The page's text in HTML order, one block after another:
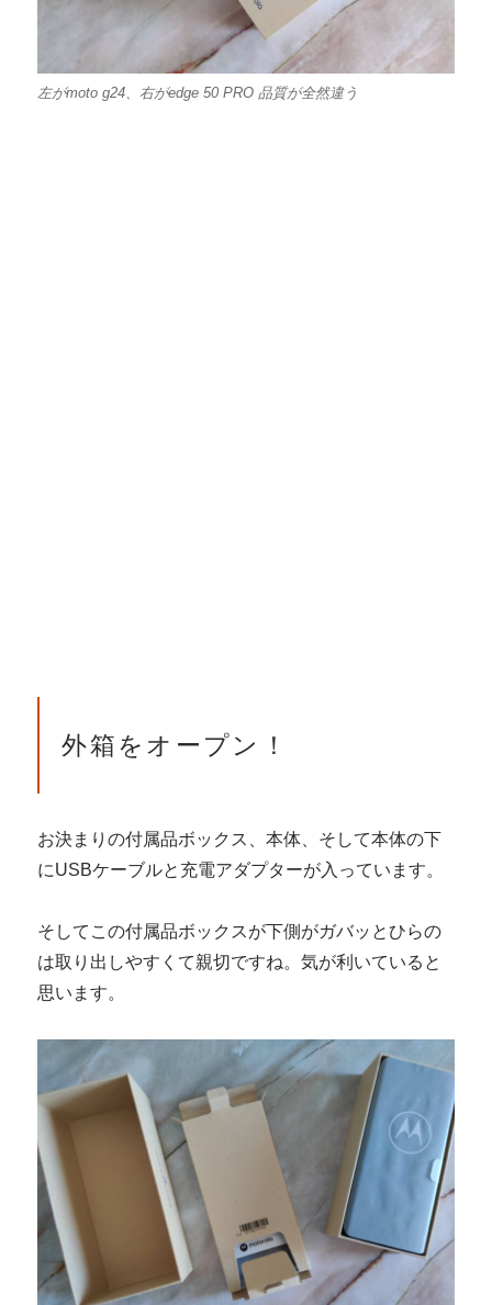
左がmoto g24、右がedge 50 PRO 品質が全然違う
外箱をオープン！
お決まりの付属品ボックス、本体、そして本体の下
にUSBケーブルと充電アダプターが入っています。
そしてこの付属品ボックスが下側がガバッとひらの
は取り出しやすくて親切ですね。気が利いていると
思います。